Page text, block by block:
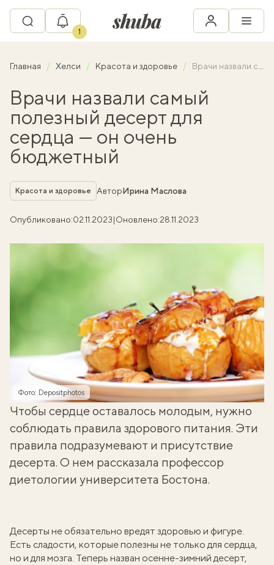
1
Главная Хелси Красота и здоровье Врачи назвали самый полезный десерт для сердца — он очень бюджетный
Врачи назвали самый
полезный десерт для
сердца — он очень
бюджетный
Рубрика
Красота и здоровье АвторИрина Маслова
Опубликовано:02.11.2023|Оновлено:28.11.2023
Фото: Depositphotos
Чтобы сердце оставалось молодым, нужно
соблюдать правила здорового питания. Эти
правила подразумевают и присутствие
десерта. О нем рассказала профессор
диетологии университета Бостона.
Десерты не обязательно вредят здоровью и фигуре.
Есть сладости, которые полезны не только для сердца,
но идля мозга. Теперь назван осенне-зимний десерт,